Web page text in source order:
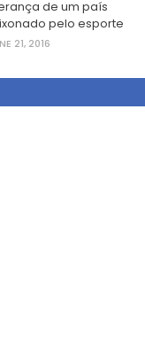
de um país
pelo esporte
21, 2016